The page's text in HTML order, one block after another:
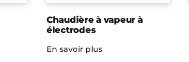
Chaudière à vapeur à
électrodes
En savoir plus